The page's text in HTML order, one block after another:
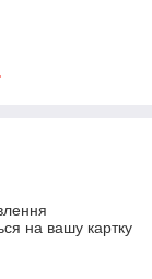
на вашу картку